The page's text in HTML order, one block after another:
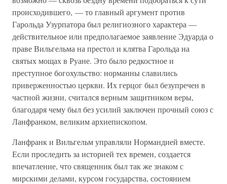
происходившего, — то главный аргумент против
Гарольда Узурпатора был религиозного характера —
действительное или предполагаемое заявление Эдуарда о
праве Вильгельма на престол и клятва Гарольда на
святых мощах в Руане. Это было редкостное и
преступное богохульство: норманны славились
приверженностью церкви. Их герцог был безупречен в
частной жизни, считался верным защитником веры,
благодаря чему был без усилий заключен прочный союз с
Ланфранком, великим архиепископом.
Ланфранк и Вильгельм управляли Нормандией вместе.
Если проследить за историей тех времен, создается
впечатление, что священник был так же знаком с
мирскими делами, курсом государства, состоянием